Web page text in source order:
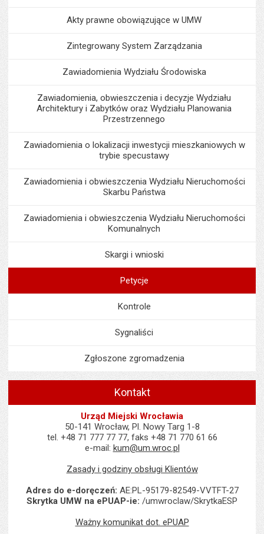
Akty prawne obowiązujące w UMW
Zintegrowany System Zarządzania
Zawiadomienia Wydziału Środowiska
Zawiadomienia, obwieszczenia i decyzje Wydziału
Architektury i Zabytków oraz Wydziału Planowania
Przestrzennego
Zawiadomienia o lokalizacji inwestycji mieszkaniowych w
trybie specustawy
Zawiadomienia i obwieszczenia Wydziału Nieruchomości
Skarbu Państwa
Zawiadomienia i obwieszczenia Wydziału Nieruchomości
Komunalnych
Skargi i wnioski
Petycje
Kontrole
Sygnaliści
Zgłoszone zgromadzenia
Kontakt
Urząd Miejski Wrocławia
50-141 Wrocław, Pl. Nowy Targ 1-8
tel. +48 71 777 77 77, faks +48 71 770 61 66
e-mail: kum@um.wroc.pl
Zasady i godziny obsługi Klientów
Adres do e-doręczeń: AE:PL-95179-82549-VVTFT-27
Skrytka UMW na ePUAP-ie: /umwroclaw/SkrytkaESP
Ważny komunikat dot. ePUAP